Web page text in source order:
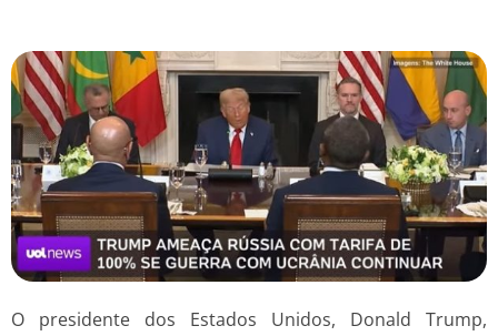
O presidente dos Estados Unidos, Donald Trump,